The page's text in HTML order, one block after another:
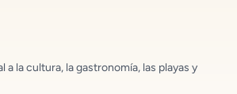
a la cultura, la gastronomía, las playas y